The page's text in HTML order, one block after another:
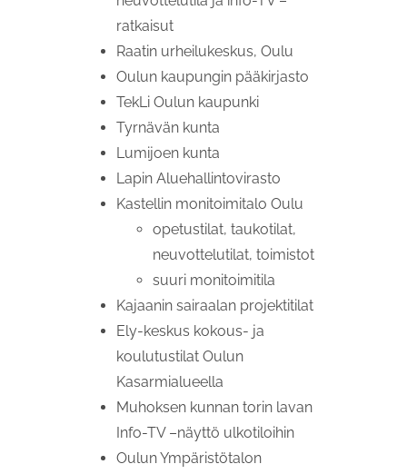
ratkaisut
Raatin urheilukeskus, Oulu
Oulun kaupungin pääkirjasto
TekLi Oulun kaupunki
Tyrnävän kunta
Lumijoen kunta
Lapin Aluehallintovirasto
Kastellin monitoimitalo Oulu
opetustilat, taukotilat,
neuvottelutilat, toimistot
suuri monitoimitila
Kajaanin sairaalan projektitilat
Ely-keskus kokous- ja
koulutustilat Oulun
Kasarmialueella
Muhoksen kunnan torin lavan
Info-TV –näyttö ulkotiloihin
Oulun Ympäristötalon